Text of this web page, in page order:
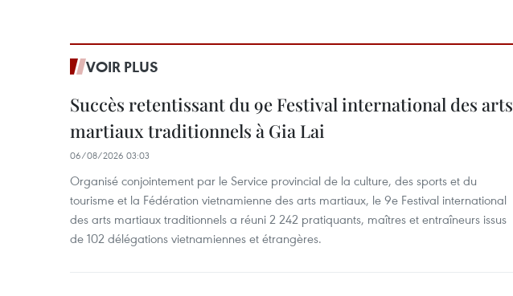
VOIR PLUS
Succès retentissant du 9e Festival international des arts
martiaux traditionnels à Gia Lai
06/08/2026 03:03
Organisé conjointement par le Service provincial de la culture, des sports et du
tourisme et la Fédération vietnamienne des arts martiaux, le 9e Festival international
des arts martiaux traditionnels a réuni 2 242 pratiquants, maîtres et entraîneurs issus
de 102 délégations vietnamiennes et étrangères.